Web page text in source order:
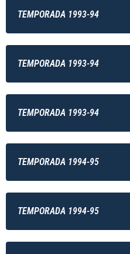
TEMPORADA 1993-94
TEMPORADA 1993-94
TEMPORADA 1993-94
TEMPORADA 1994-95
TEMPORADA 1994-95